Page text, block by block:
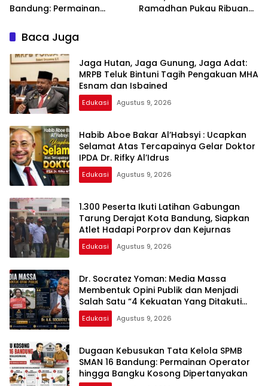
Bandung: Permainan
Kosong Dipertanyakan
Ramadhan Pukau Ribuan
Baca Juga
Jaga Hutan, Jaga Gunung, Jaga Adat:
MRPB Teluk Bintuni Tagih Pengakuan MHA
Esnam dan Isbained
Edukasi Agustus 9, 2026
Habib Aboe Bakar Al’Habsyi : Ucapkan
Selamat Atas Tercapainya Gelar Doktor
IPDA Dr. Rifky Al’Idrus
Edukasi Agustus 9, 2026
1.300 Peserta Ikuti Latihan Gabungan
Tarung Derajat Kota Bandung, Siapkan
Atlet Hadapi Porprov dan Kejurnas
Edukasi Agustus 9, 2026
Dr. Socratez Yoman: Media Massa
Membentuk Opini Publik dan Menjadi
Salah Satu “4 Kekuatan Yang Ditakuti
Penguasa”
Edukasi Agustus 9, 2026
Dugaan Kebusukan Tata Kelola SPMB
SMAN 16 Bandung: Permainan Operator
hingga Bangku Kosong Dipertanyakan